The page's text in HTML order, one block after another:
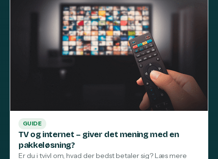
GUIDE
TV og internet – giver det mening med en
pakkeløsning?
Er du i tvivl om, hvad der bedst betaler sig? Læs mere